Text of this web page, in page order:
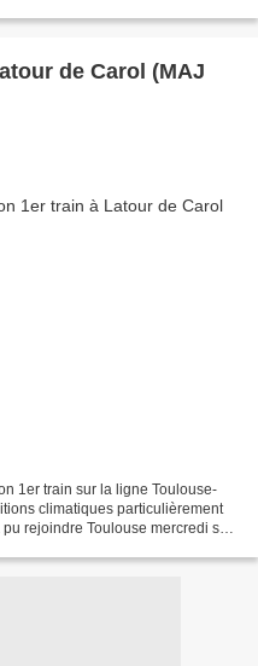
de Carol (MAJ
1er train sur la ligne Toulouse-
climatiques particulièrement
rejoindre Toulouse mercredi soir.